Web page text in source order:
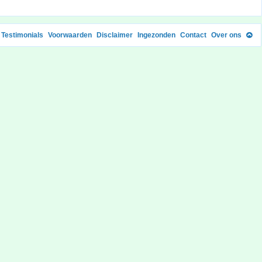
Testimonials Voorwaarden Disclaimer Ingezonden Contact Over ons